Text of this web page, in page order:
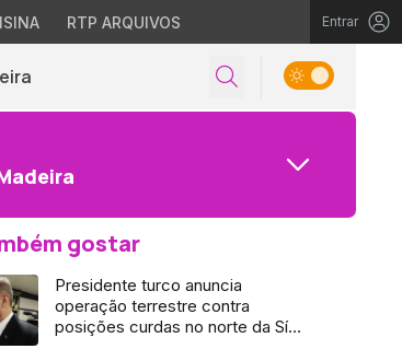
RTP ARQUIVOS Entrar
gostar
Presidente turco anuncia
operação terrestre contra
posições curdas no norte da Síria